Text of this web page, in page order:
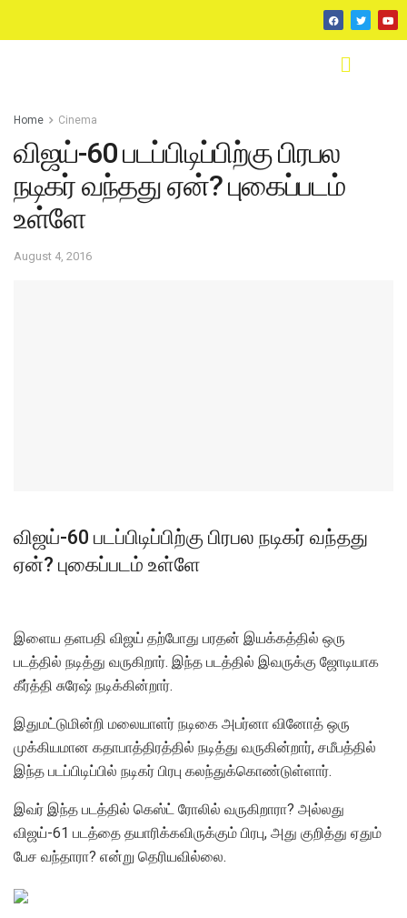
Home Cinema
விஜய்-60 படப்பிடிப்பிற்கு பிரபல
நடிகர் வந்தது ஏன்? புகைப்படம்
உள்ளே
August 4, 2016
விஜய்-60 படப்பிடிப்பிற்கு பிரபல நடிகர் வந்தது
ஏன்? புகைப்படம் உள்ளே
இளைய தளபதி விஜய் தற்போது பரதன் இயக்கத்தில் ஒரு
படத்தில் நடித்து வருகிறார். இந்த படத்தில் இவருக்கு ஜோடியாக
கீர்த்தி சுரேஷ் நடிக்கின்றார்.
இதுமட்டுமின்றி மலையாளர் நடிகை அபர்னா வினோத் ஒரு
முக்கியமான கதாபாத்திரத்தில் நடித்து வருகின்றார், சமீபத்தில்
இந்த படப்பிடிப்பில் நடிகர் பிரபு கலந்துக்கொண்டுள்ளார்.
இவர் இந்த படத்தில் கெஸ்ட் ரோலில் வருகிறாரா? அல்லது
விஜய்-61 படத்தை தயாரிக்கவிருக்கும் பிரபு, அது குறித்து ஏதும்
பேச வந்தாரா? என்று தெரியவில்லை.